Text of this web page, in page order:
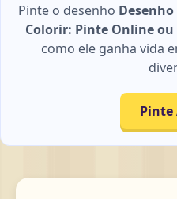
Pinte o desenho
Colorir: Pinte Online ou
como ele ganha vida
Pinte